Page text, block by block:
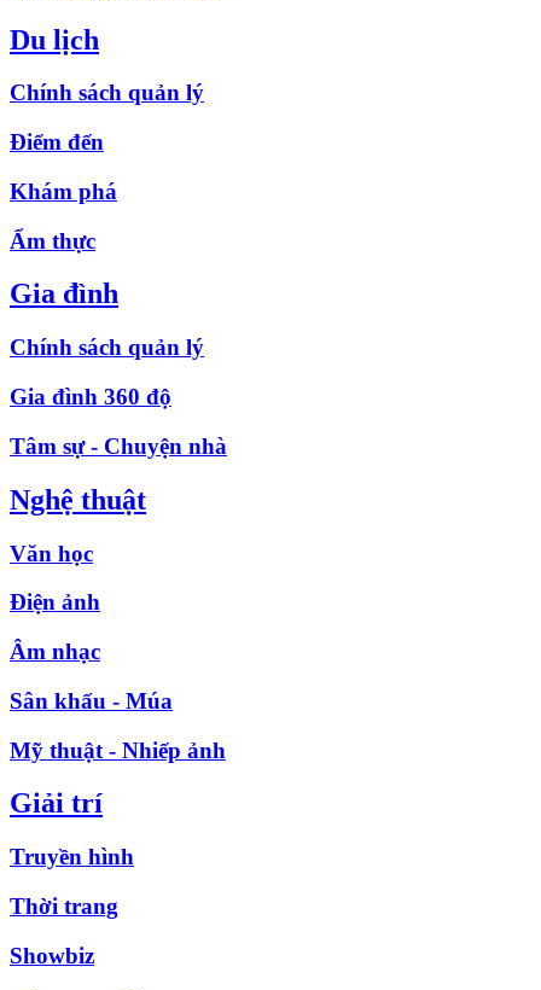
Du lịch
Chính sách quản lý
Điểm đến
Khám phá
Ẩm thực
Gia đình
Chính sách quản lý
Gia đình 360 độ
Tâm sự - Chuyện nhà
Nghệ thuật
Văn học
Điện ảnh
Âm nhạc
Sân khấu - Múa
Mỹ thuật - Nhiếp ảnh
Giải trí
Truyền hình
Thời trang
Showbiz